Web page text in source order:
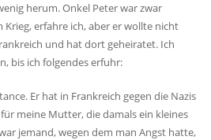
herum. Onkel Peter war zwar
erfahre ich, aber er wollte nicht
und hat dort geheiratet. Ich
bis ich folgendes erfuhr:
Er hat in Frankreich gegen die Nazis
meine Mutter, die damals ein kleines
jemand, wegen dem man Angst hatte,